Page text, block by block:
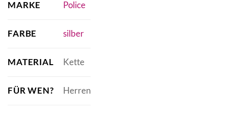
MARKE Police
FARBE silber
MATERIAL Kette
FÜR WEN? Herren